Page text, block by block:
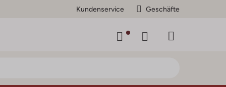
Kundenservice Geschäfte